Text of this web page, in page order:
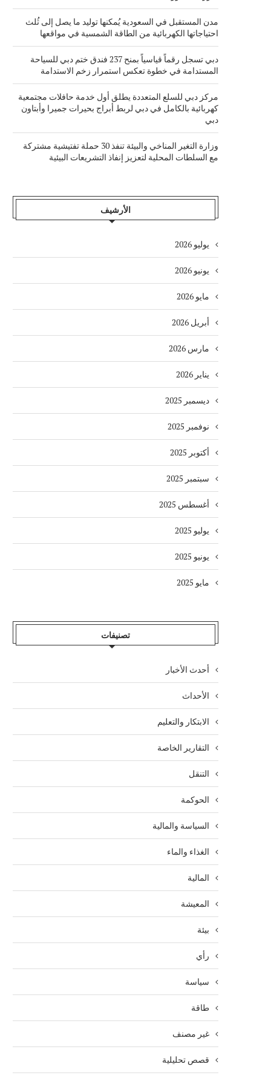
مدن المستقبل في السعودية يُمكنها توليد ما يصل إلى ثُلث
احتياجاتها الكهربائية من الطاقة الشمسية في مواقعها
دبي تسجل رقماً قياسياً بمنح 237 فندق ختم دبي للسياحة
المستدامة في خطوة تعكس استمرار زخم الاستدامة
مركز دبي للسلع المتعددة يطلق أول خدمة حافلات مجتمعية
كهربائية بالكامل في دبي لربط أبراج بحيرات جميرا وأبتاون
دبي
وزارة التغير المناخي والبيئة تنفذ 30 حملة تفتيشية مشتركة
مع السلطات المحلية لتعزيز إنفاذ التشريعات البيئية
الأرشيف
يوليو 2026
يونيو 2026
مايو 2026
أبريل 2026
مارس 2026
يناير 2026
ديسمبر 2025
نوفمبر 2025
أكتوبر 2025
سبتمبر 2025
أغسطس 2025
يوليو 2025
يونيو 2025
مايو 2025
تصنيفات
أحدث الأخبار
الأحداث
الابتكار والتعليم
التقارير الخاصة
التنقل
الحوكمة
السياسة والمالية
الغذاء والماء
المالية
المعيشة
بيئة
رأي
سياسة
طاقة
غير مصنف
قصص تحليلية